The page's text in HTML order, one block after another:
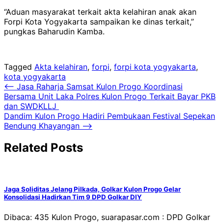
“Aduan masyarakat terkait akta kelahiran anak akan
Forpi Kota Yogyakarta sampaikan ke dinas terkait,”
pungkas Baharudin Kamba.
Tagged Akta kelahiran, forpi, forpi kota yogyakarta,
kota yogyakarta
Navigasi
pos
⟵ Jasa Raharja Samsat Kulon Progo Koordinasi
Bersama Unit Laka Polres Kulon Progo Terkait Bayar PKB
dan SWDKLLJ
Dandim Kulon Progo Hadiri Pembukaan Festival Sepekan
Bendung Khayangan ⟶
Related Posts
Jaga Soliditas Jelang Pilkada, Golkar Kulon Progo Gelar
Konsolidasi Hadirkan Tim 9 DPD Golkar DIY
Dibaca: 435 Kulon Progo, suarapasar.com : DPD Golkar